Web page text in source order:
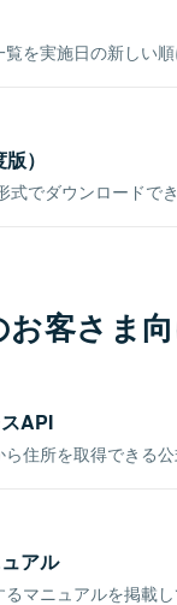
を実施日の新しい順
）
でダウンロードでき
客さま
API
住所を取得できる公
アル
マニュアルを掲載し